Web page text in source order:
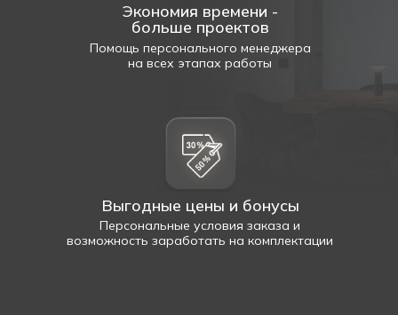
Экономия времени -
больше проектов
Выгодные цены и бонусы
Помощь персонального менеджера
на всех этапах работы
Персональные условия заказа и
возможность заработать на комплектации